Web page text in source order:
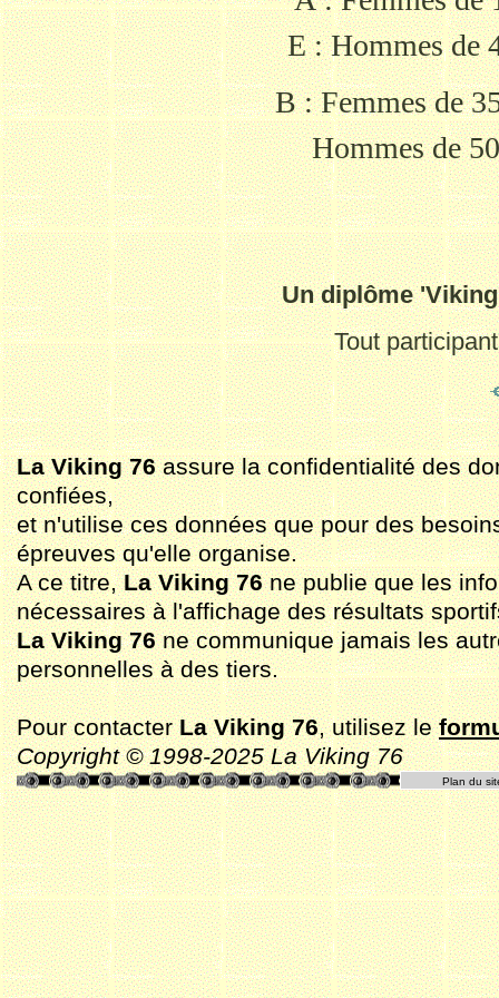
E : Hommes de
B : Femmes de
Hommes de
Un diplôme
Tout
La Viking 76assure la confidentialité des
confiées,
et n'utilise ces données que pour des
épreuves qu'elle organise.
A ce titre,La Viking 76ne publie que les
nécessaires à l'affichage des résultats
La Viking 76ne communique jamais les
personnelles à des tiers.
Pour contacterLa Viking 76, utilisez le
Copyright © 1998-2025 La Viking 76
Plan du